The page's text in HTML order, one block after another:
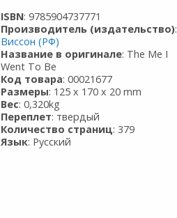
ISBN: 9785904737771
Производитель (издательство):
Виссон (РФ)
Название в оригинале: The Me I
Went To Be
Код товара: 00021677
Размеры: 125 x 170 x 20 mm
Вес: 0,320kg
Переплет: твердый
Количество страниц: 379
Язык: Русский